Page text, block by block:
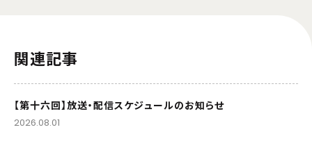
関連記事
【第十六回】放送・配信スケジュールのお知らせ
2026.08.01